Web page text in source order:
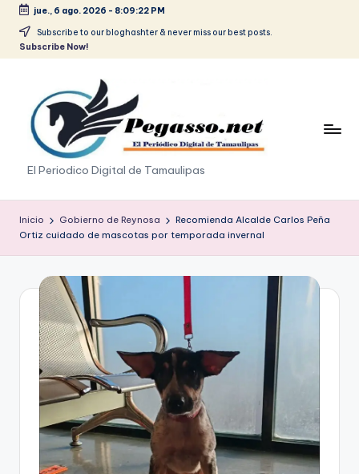
Saltar
jue., 6 ago. 2026 - 8:09:22 PM
Subscribe to our bloghashter & never miss our best posts.
Subscribe Now!
p
e
g
a
o
p
El Periodico Digital de Tamaulipas
Inicio Gobierno de Reynosa
Recomienda Alcalde Carlos Peña
Ortiz cuidado de mascotas por temporada invernal